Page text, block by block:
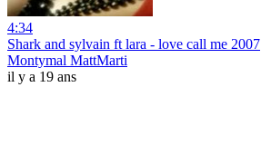
4:34
Shark and sylvain ft lara - love call me 2007
Montymal MattMarti
il y a 19 ans